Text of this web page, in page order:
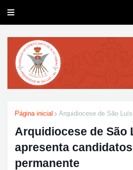
Página inicial Arquidiocese de São Luís
Arquidiocese de São
apresenta
permanente